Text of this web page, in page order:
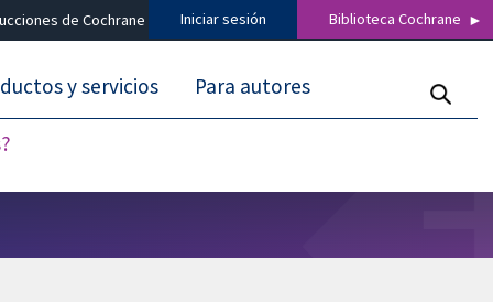
de Cochrane Iniciar sesión Biblioteca Cochrane
y servicios Para autores